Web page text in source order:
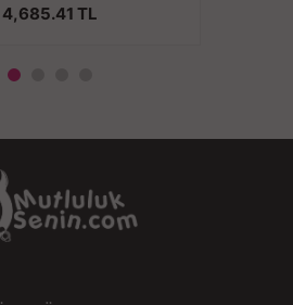
4,685.41 TL